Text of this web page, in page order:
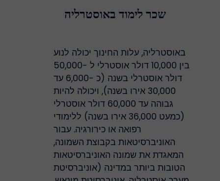
שכר לימוד באוסטרליה
באוסטרליה, עלות החינוך יכולה לנוע
בין 10,000 דולר אוסטרלי ל -50,000
דולר אוסטרלי בשנה (כ -6,000 עד
30,000 אירו בשנה), ויכולה להיות
גבוהה עד 60,000 דולר אוסטרלי
(כמעט 36,000 אירו בשנה) ללימודי
רפואה או כירורגיה. עבור
האוניברסיטאות בקבוצת השמונה,
המאגדת את שמונה האוניברסיטאות
הטובות ביותר במדינה (אוניברסיטת